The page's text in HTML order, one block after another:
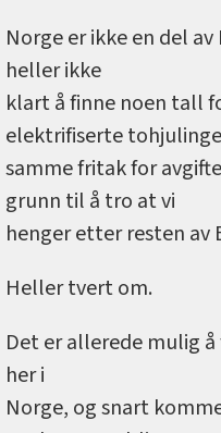
Norge er ikke en del
heller ikke
klart å finne noen tall
elektrifiserte
samme fritak for
grunn til å tro at vi
henger etter resten av
Heller tvert om.
Det er allerede mulig
her i
Norge, og snart